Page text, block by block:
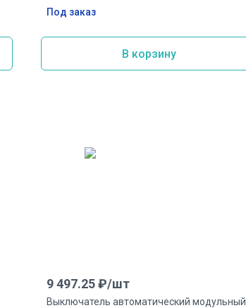
Под заказ
В корзину
9 497.25 ₽/шт
Выключатель автоматический модульный